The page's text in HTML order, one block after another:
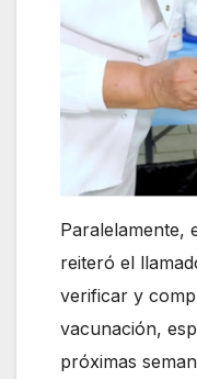
Paralelamente,
reiteró el
verificar y
vacunación,
próximas